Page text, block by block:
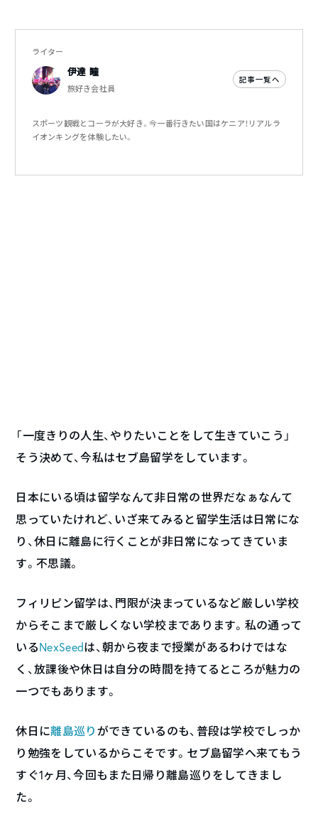
ライター
伊達 瞳
旅好き会社員
記事一覧へ
スポーツ観戦とコーラが大好き。今一番行きたい国はケニア！リアルラ
イオンキングを体験したい。
「一度きりの人生、やりたいことをして生きていこう」
そう決めて、今私はセブ島留学をしています。
日本にいる頃は留学なんて非日常の世界だなぁなんて
思っていたけれど、いざ来てみると留学生活は日常にな
り、休日に離島に行くことが非日常になってきていま
す。不思議。
フィリピン留学は、門限が決まっているなど厳しい学校
からそこまで厳しくない学校まであります。私の通って
いるNexSeedは、朝から夜まで授業があるわけではな
く、放課後や休日は自分の時間を持てるところが魅力の
一つでもあります。
休日に離島巡りができているのも、普段は学校でしっか
り勉強をしているからこそです。セブ島留学へ来てもう
すぐ1ヶ月、今回もまた日帰り離島巡りをしてきまし
た。